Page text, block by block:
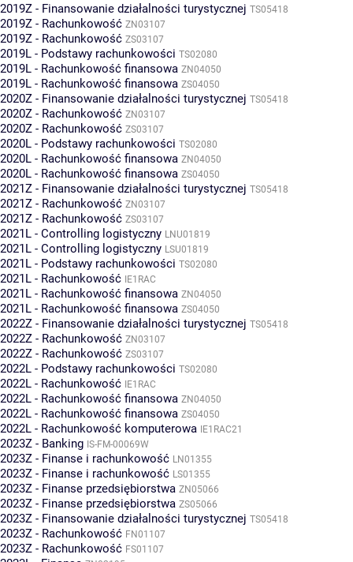
2019Z - Finansowanie działalności turystycznej TS05418
2019Z - Rachunkowość ZN03107
2019Z - Rachunkowość ZS03107
2019L - Podstawy rachunkowości TS02080
2019L - Rachunkowość finansowa ZN04050
2019L - Rachunkowość finansowa ZS04050
2020Z - Finansowanie działalności turystycznej TS05418
2020Z - Rachunkowość ZN03107
2020Z - Rachunkowość ZS03107
2020L - Podstawy rachunkowości TS02080
2020L - Rachunkowość finansowa ZN04050
2020L - Rachunkowość finansowa ZS04050
2021Z - Finansowanie działalności turystycznej TS05418
2021Z - Rachunkowość ZN03107
2021Z - Rachunkowość ZS03107
2021L - Controlling logistyczny LNU01819
2021L - Controlling logistyczny LSU01819
2021L - Podstawy rachunkowości TS02080
2021L - Rachunkowość IE1RAC
2021L - Rachunkowość finansowa ZN04050
2021L - Rachunkowość finansowa ZS04050
2022Z - Finansowanie działalności turystycznej TS05418
2022Z - Rachunkowość ZN03107
2022Z - Rachunkowość ZS03107
2022L - Podstawy rachunkowości TS02080
2022L - Rachunkowość IE1RAC
2022L - Rachunkowość finansowa ZN04050
2022L - Rachunkowość finansowa ZS04050
2022L - Rachunkowość komputerowa IE1RAC21
2023Z - Banking IS-FM-00069W
2023Z - Finanse i rachunkowość LN01355
2023Z - Finanse i rachunkowość LS01355
2023Z - Finanse przedsiębiorstwa ZN05066
2023Z - Finanse przedsiębiorstwa ZS05066
2023Z - Finansowanie działalności turystycznej TS05418
2023Z - Rachunkowość FN01107
2023Z - Rachunkowość FS01107